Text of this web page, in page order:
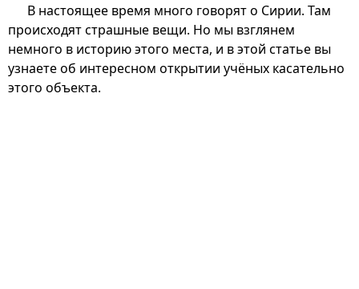
В настоящее время много говорят о Сирии. Там
происходят страшные вещи. Но мы взглянем
немного в историю этого места, и в этой статье вы
узнаете об интересном открытии учёных касательно
этого объекта.